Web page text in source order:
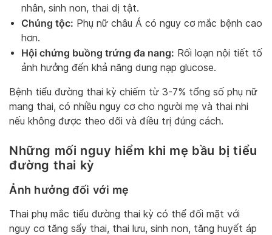
nhân, sinh non, thai dị tật.
Chủng tộc: Phụ nữ châu Á có nguy cơ mắc bệnh cao
hơn.
Hội chứng buồng trứng đa nang: Rối loạn nội tiết tố
ảnh hưởng đến khả năng dung nạp glucose.
Bệnh tiểu đường thai kỳ chiếm từ 3-7% tổng số phụ nữ
mang thai, có nhiều nguy cơ cho người mẹ và thai nhi
nếu không được theo dõi và điều trị đúng cách.
Những mối nguy hiểm khi mẹ bầu bị tiểu
đường thai kỳ
Ảnh hưởng đối với mẹ
Thai phụ mắc tiểu đường thai kỳ có thể đối mặt với
nguy cơ tăng sẩy thai, thai lưu, sinh non, tăng huyết áp